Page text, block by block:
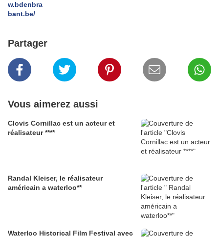
w.bdenbra
bant.be/
Partager
Vous aimerez aussi
Clovis Cornillac est un acteur et
réalisateur ****
Randal Kleiser, le réalisateur
américain a waterloo**
Waterloo Historical Film Festival avec